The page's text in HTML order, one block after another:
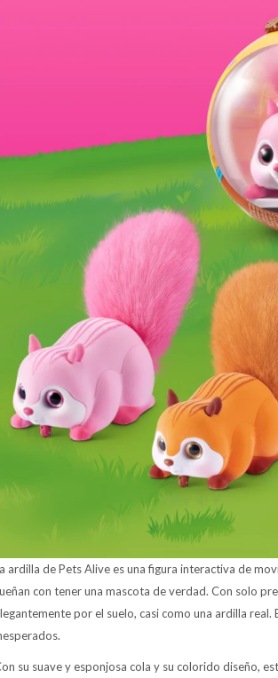
ardilla de Pets Alive es una figura interactiva de
con tener una mascota de verdad. Con solo
por el suelo, casi como una ardilla
su suave y esponjosa cola y su colorido diseño,